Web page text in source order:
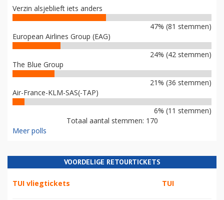
Verzin alsjeblieft iets anders
47% (81 stemmen)
European Airlines Group (EAG)
24% (42 stemmen)
The Blue Group
21% (36 stemmen)
Air-France-KLM-SAS(-TAP)
6% (11 stemmen)
Totaal aantal stemmen: 170
Meer polls
VOORDELIGE RETOURTICKETS
TUI vliegtickets TUI